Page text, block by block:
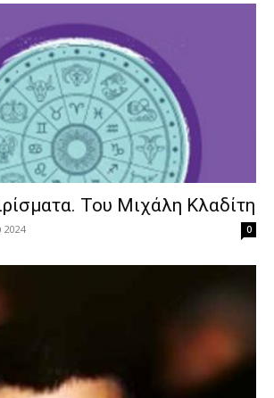
Του Μιχάλη Κλαδίτη
2024 0